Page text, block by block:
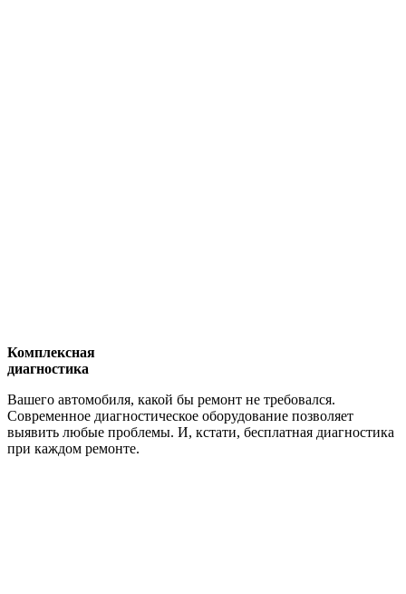
Комплексная
диагностика
Вашего автомобиля, какой бы ремонт не требовался.
Современное диагностическое оборудование позволяет
выявить любые проблемы. И, кстати, бесплатная диагностика
при каждом ремонте.